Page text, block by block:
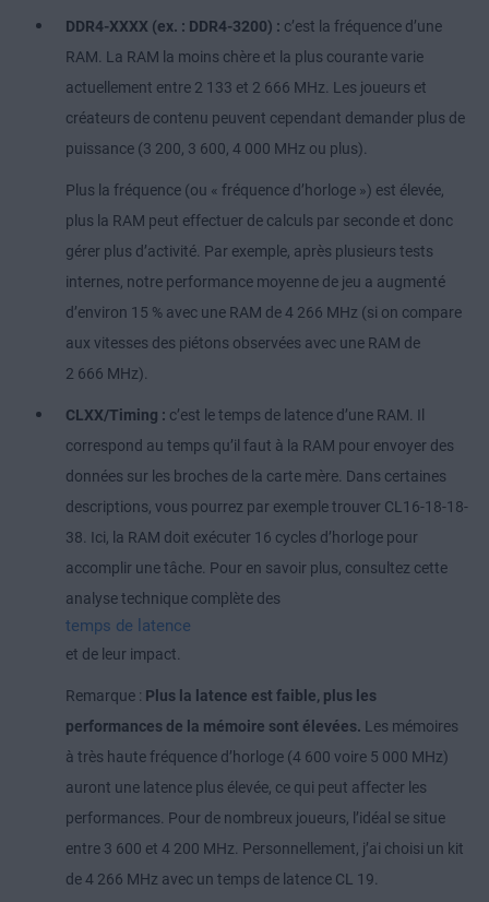
DDR4-XXXX (ex. : DDR4-3200) : c’est la fréquence d’une
RAM. La RAM la moins chère et la plus courante varie
actuellement entre 2 133 et 2 666 MHz. Les joueurs et
créateurs de contenu peuvent cependant demander plus de
puissance (3 200, 3 600, 4 000 MHz ou plus).
Plus la fréquence (ou « fréquence d’horloge ») est élevée,
plus la RAM peut effectuer de calculs par seconde et donc
gérer plus d’activité. Par exemple, après plusieurs tests
internes, notre performance moyenne de jeu a augmenté
d’environ 15 % avec une RAM de 4 266 MHz (si on compare
aux vitesses des piétons observées avec une RAM de
2 666 MHz).
CLXX/Timing : c’est le temps de latence d’une RAM. Il
correspond au temps qu’il faut à la RAM pour envoyer des
données sur les broches de la carte mère. Dans certaines
descriptions, vous pourrez par exemple trouver CL16-18-18-
38. Ici, la RAM doit exécuter 16 cycles d’horloge pour
accomplir une tâche. Pour en savoir plus, consultez cette
analyse technique complète des
temps de latence
et de leur impact.
Remarque : Plus la latence est faible, plus les
performances de la mémoire sont élevées. Les mémoires
à très haute fréquence d’horloge (4 600 voire 5 000 MHz)
auront une latence plus élevée, ce qui peut affecter les
performances. Pour de nombreux joueurs, l’idéal se situe
entre 3 600 et 4 200 MHz. Personnellement, j’ai choisi un kit
de 4 266 MHz avec un temps de latence CL 19.